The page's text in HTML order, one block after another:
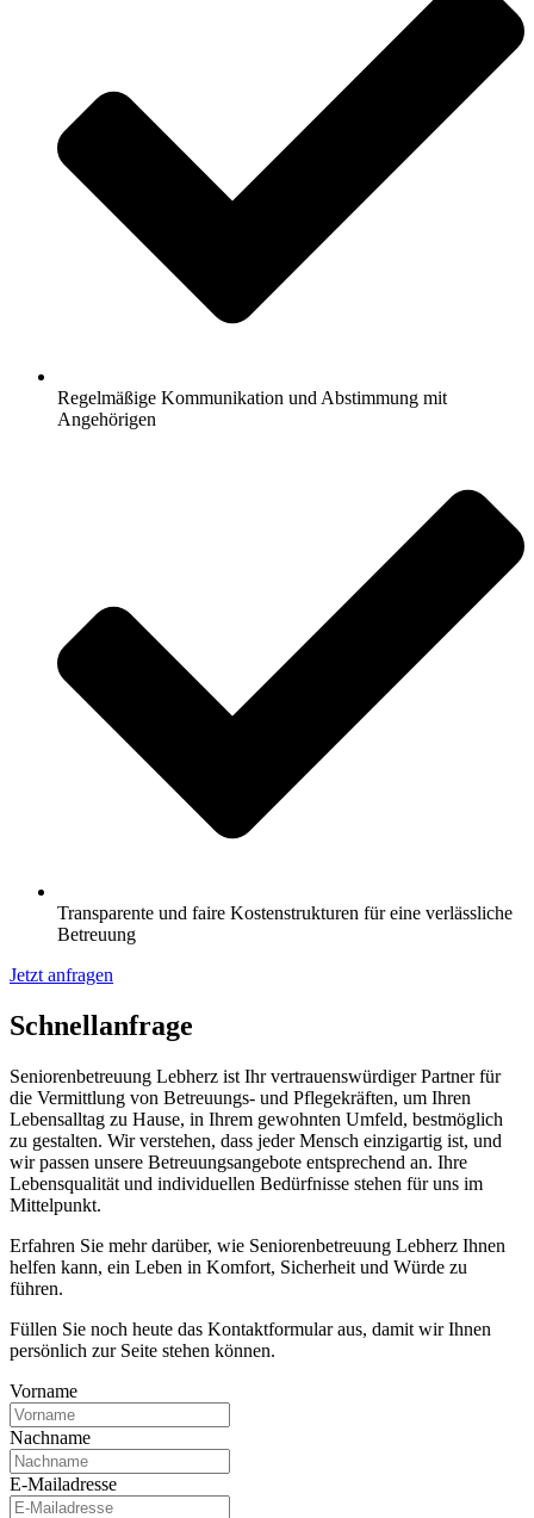
Regelmäßige Kommunikation und Abstimmung mit
Angehörigen
Transparente und faire Kostenstrukturen für eine verlässliche
Betreuung
Jetzt anfragen
Schnell­anfrage
Seniorenbetreuung Lebherz ist Ihr vertrauenswürdiger Partner für
die Vermittlung von Betreuungs- und Pflegekräften, um Ihren
Lebensalltag zu Hause, in Ihrem gewohnten Umfeld, bestmöglich
zu gestalten. Wir verstehen, dass jeder Mensch einzigartig ist, und
wir passen unsere Betreuungsangebote entsprechend an. Ihre
Lebensqualität und individuellen Bedürfnisse stehen für uns im
Mittelpunkt.
Erfahren Sie mehr darüber, wie Seniorenbetreuung Lebherz Ihnen
helfen kann, ein Leben in Komfort, Sicherheit und Würde zu
führen.
Füllen Sie noch heute das Kontaktformular aus, damit wir Ihnen
persönlich zur Seite stehen können.
Vorname
Nachname
E-Mailadresse